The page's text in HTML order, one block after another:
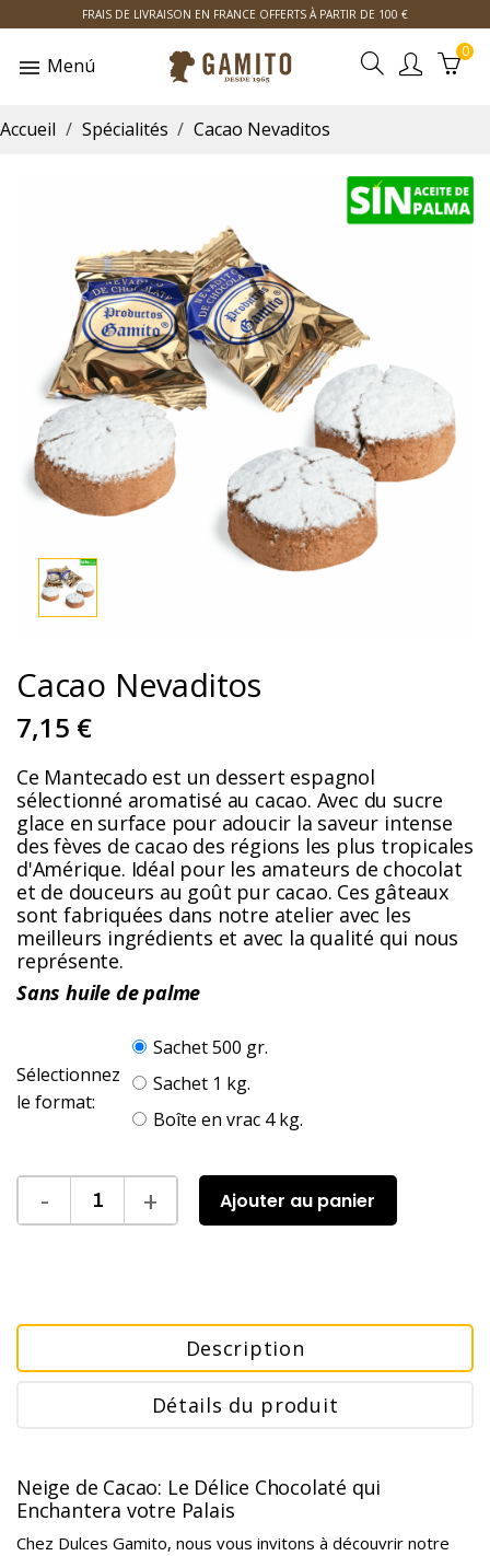
FRAIS DE LIVRAISON EN FRANCE OFFERTS À PARTIR DE 100 €
Menú
0
Accueil Spécialités Cacao Nevaditos
Cacao Nevaditos
7,15 €
Ce Mantecado est un dessert espagnol
sélectionné aromatisé au cacao. Avec du sucre
glace en surface pour adoucir la saveur intense
des fèves de cacao des régions les plus tropicales
d'Amérique. Idéal pour les amateurs de chocolat
et de douceurs au goût pur cacao. Ces gâteaux
sont fabriquées dans notre atelier avec les
meilleurs ingrédients et avec la qualité qui nous
représente.
Sans huile de palme
Sélectionnez
le format:
Sachet 500 gr.
Sachet 1 kg.
Boîte en vrac 4 kg.
Ajouter au panier
Description
Détails du produit
Neige de Cacao: Le Délice Chocolaté qui
Enchantera votre Palais
Chez Dulces Gamito, nous vous invitons à découvrir notre